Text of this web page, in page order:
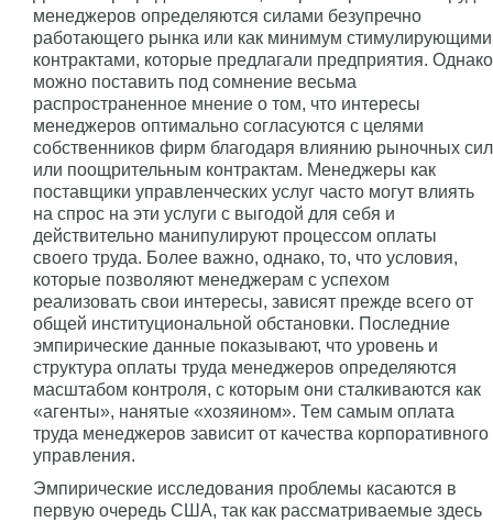
менеджеров определяются силами безупречно
работающего рынка или как минимум стимулирующими
контрактами, которые предлагали предприятия. Однако
можно поставить под сомнение весьма
распространенное мнение о том, что интересы
менеджеров оптимально согласуются с целями
собственников фирм благодаря влиянию рыночных сил
или поощрительным контрактам. Менеджеры как
поставщики управленческих услуг часто могут влиять
на спрос на эти услуги с выгодой для себя и
действительно манипулируют процессом оплаты
своего труда. Более важно, однако, то, что условия,
которые позволяют менеджерам с успехом
реализовать свои интересы, зависят прежде всего от
общей институциональной обстановки. Последние
эмпирические данные показывают, что уровень и
структура оплаты труда менеджеров определяются
масштабом контроля, с которым они сталкиваются как
«агенты», нанятые «хозяином». Тем самым оплата
труда менеджеров зависит от качества корпоративного
управления.
Эмпирические исследования проблемы касаются в
первую очередь США, так как рассматриваемые здесь